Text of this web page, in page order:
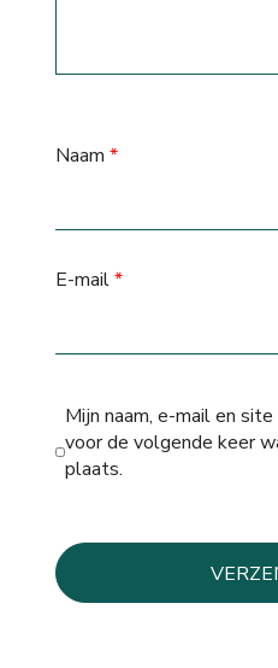
Naam *
E-mail*
Mijn naam, e-mail en
voor de volgende keer
plaats.